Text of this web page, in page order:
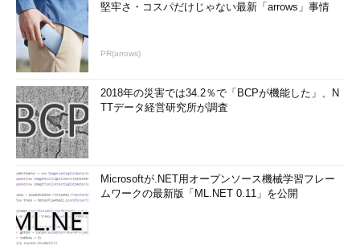
堅牢さ・コスパだけじゃない最新「arrows」事情
PR(arrows)
2018年の災害では34.2％で「BCPが機能した」、N
TTデータ経営研究所が調査
Microsoftが.NET用オープンソース機械学習フレー
ムワークの最新版「ML.NET 0.11」を公開